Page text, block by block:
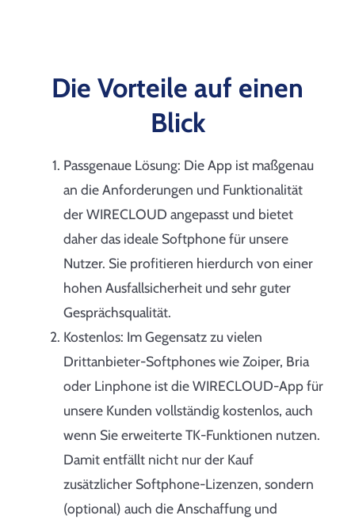
Die Vorteile auf einen
Blick
Passgenaue Lösung: Die App ist maßgenau
an die Anforderungen und Funktionalität
der WIRECLOUD angepasst und bietet
daher das ideale Softphone für unsere
Nutzer. Sie profitieren hierdurch von einer
hohen Ausfallsicherheit und sehr guter
Gesprächsqualität.
Kostenlos: Im Gegensatz zu vielen
Drittanbieter-Softphones wie Zoiper, Bria
oder Linphone ist die WIRECLOUD-App für
unsere Kunden vollständig kostenlos, auch
wenn Sie erweiterte TK-Funktionen nutzen.
Damit entfällt nicht nur der Kauf
zusätzlicher Softphone-Lizenzen, sondern
(optional) auch die Anschaffung und